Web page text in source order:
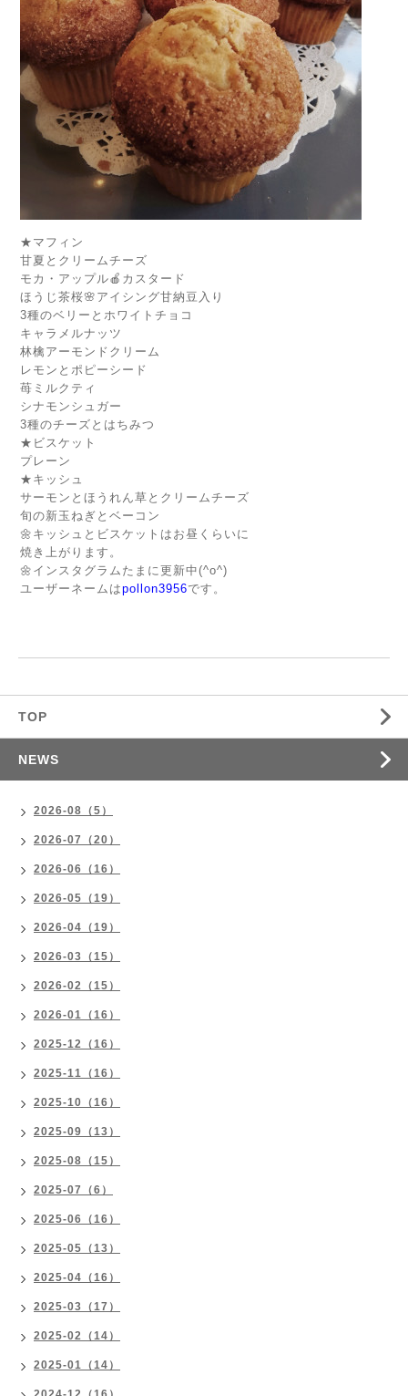
★マフィン
甘夏とクリームチーズ
モカ・アップル🍎カスタード
ほうじ茶桜🌸アイシング甘納豆入り
3種のベリーとホワイトチョコ
キャラメルナッツ
林檎アーモンドクリーム
レモンとポピーシード
苺ミルクティ
シナモンシュガー
3種のチーズとはちみつ
★ビスケット
プレーン
★キッシュ
サーモンとほうれん草とクリームチーズ
旬の新玉ねぎとベーコン
🌼キッシュとビスケットはお昼くらいに
焼き上がります。
🌼インスタグラムたまに更新中(^o^)
ユーザーネームはpollon3956です。
TOP
NEWS
2026-08（5）
2026-07（20）
2026-06（16）
2026-05（19）
2026-04（19）
2026-03（15）
2026-02（15）
2026-01（16）
2025-12（16）
2025-11（16）
2025-10（16）
2025-09（13）
2025-08（15）
2025-07（6）
2025-06（16）
2025-05（13）
2025-04（16）
2025-03（17）
2025-02（14）
2025-01（14）